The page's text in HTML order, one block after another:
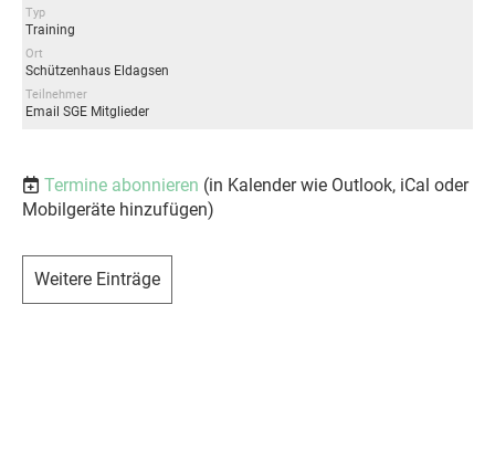
Typ
Training
Ort
Schützenhaus Eldagsen
Teilnehmer
Email SGE Mitglieder
Termine abonnieren (in Kalender wie Outlook, iCal oder
Mobilgeräte hinzufügen)
Weitere Einträge